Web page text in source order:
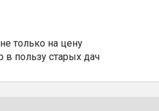
только на цену
пользу старых дач